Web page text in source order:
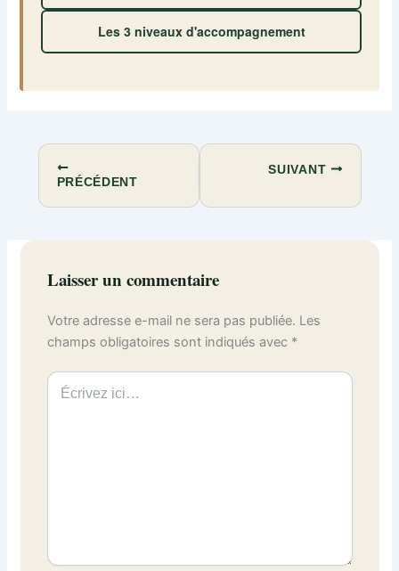
Les 3 niveaux d'accompagnement
PRÉCÉDENT
SUIVANT
Laisser un commentaire
Votre adresse e-mail ne sera pas publiée. Les
champs obligatoires sont indiqués avec *
Écrivez
ici…